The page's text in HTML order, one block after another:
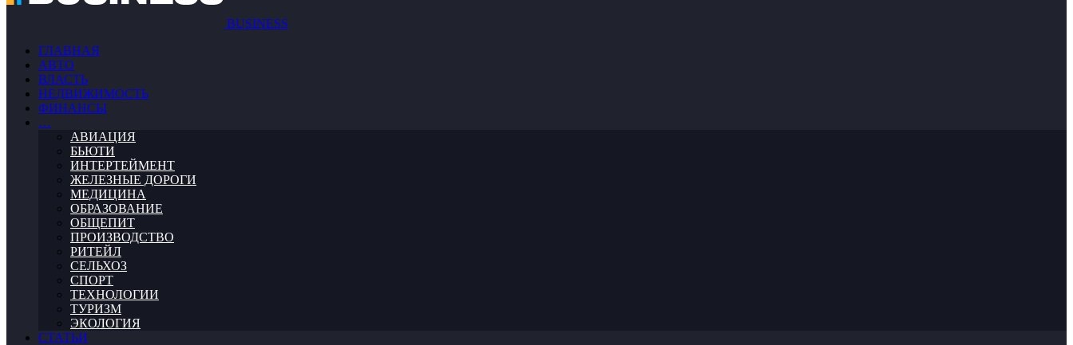
BUSINESS
ГЛАВНАЯ
АВТО
ВЛАСТЬ
НЕДВИЖИМОСТЬ
ФИНАНСЫ
…
АВИАЦИЯ
БЬЮТИ
ИНТЕРТЕЙМЕНТ
ЖЕЛЕЗНЫЕ ДОРОГИ
МЕДИЦИНА
ОБРАЗОВАНИЕ
ОБЩЕПИТ
ПРОИЗВОДСТВО
РИТЕЙЛ
СЕЛЬХОЗ
СПОРТ
ТЕХНОЛОГИИ
ТУРИЗМ
ЭКОЛОГИЯ
СТАТЬИ